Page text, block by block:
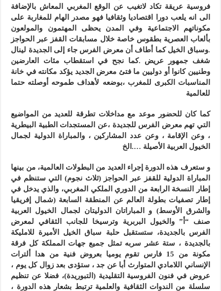
فروسية عريقة تكاد لاتغيب عن الوقع المغربي المعاش بالإضافة
الى انه يلعب دورا اقتصاديا وثقافيا فهو مصدر الهام للمغاربة على
مكوناتهم الاجتماعية وفي المدن يحظى المهتمون والمولعون
بألعاب العصرية بطقوس خاصة خلال مسابقات القفز عبر الحواجز
.وسباق الخيل كما أطاف أن معرض الفرس جاء إلى الجديدة لينال
شغف جمهور عريض .كما نجح في استقطاب مئات العارضين
وطنيين كانوا أو دوليين ما فتئ معرض الجديد يؤكد مكانته في خانة
المناسبات الكبرى للمغرب ،بوضعه لأهداف طموحه أوصلته حتما
للعالمية
كما كان للحضور موعد مع مداخلات تطرقة للعديد من المواضيع
التي تهم معرض الفرس للجديدة ،عن المستجدات الطبية البيطرية
، وعن الإقامة ، وعن عدد المشاركين ، والمباراة الدولية لجمال
الخيول العربية الأصيلة ….الخ
و ستعرف هذه الدورة إجراء العديد من البطولات العالمية، من بينها
المباراة الدولية للقفز عبر الحواجز (ثلاث نجوم) التي ستنظم في
إطار النسخة الرابعة من الدوري الملكي المغربي، والذي يدخل في
إطار تصفيات بطولة العالم عن المنطقة السابعة (شمال إفريقيا
والشرق الأوسط) و المباراتان الدوليتان لجمال الخيول العربية
صنف “أ” والخيول البربرية وترسيخا للجانب الثقافي لمعرض
الفرس بالجديدة، ستستقبل حلبة سباق الخيل الأميرة للامليكة
بالجديدة ، ستة عشر سربه تمثل جميع جهات المملكة كل فرقة
مكونة من 15 فارس تقوم يوميا بعروض فنية من هدا ألترات
الإنساني اللامادي المتوارث أبا عن جد ، ستؤدى بعد زوال كل يوم ،
عروض في فنون الفروسية التقليدية (التبوريدة)، فضلا عن تنظيم
سلسلة من الندوات الثقافية والعلمية ترتبط بشعار هذه الدورة ،